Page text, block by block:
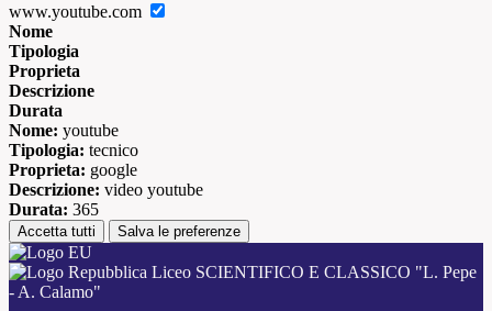
www.youtube.com
Nome
Tipologia
Proprieta
Descrizione
Durata
Nome: youtube
Tipologia: tecnico
Proprieta: google
Descrizione: video youtube
Durata: 365
Accetta tutti Salva le preferenze
Liceo SCIENTIFICO E CLASSICO "L. Pepe
- A. Calamo"